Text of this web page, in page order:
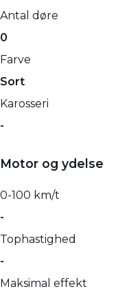
Antal døre
0
Farve
Sort
Karosseri
-
Motor og ydelse
0-100 km/t
-
Tophastighed
-
Maksimal effekt